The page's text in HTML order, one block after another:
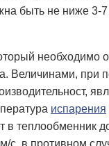
быть не ниже 3-7
необходимо
Величинами, при
испарения
в теплообменник
с, в противном